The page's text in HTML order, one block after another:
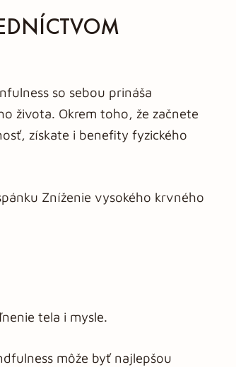
so sebou prináša
života. Okrem toho, že začnete
získate i benefity fyzického
Zníženie vysokého krvného
tela i mysle.
môže byť najlepšou